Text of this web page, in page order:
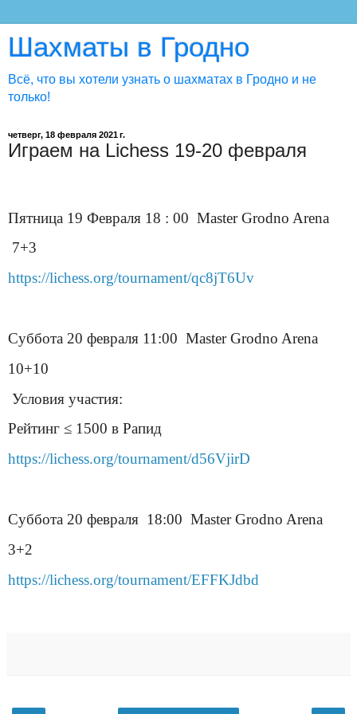
Шахматы в Гродно
Всё, что вы хотели узнать о шахматах в Гродно и не
только!
четверг, 18 февраля 2021 г.
Играем на Lichess 19-20 февраля
Пятница 19 Февраля 18 : 00 Master Grodno Arena
7+3
https://lichess.org/tournament/qc8jT6Uv
Суббота 20 февраля 11:00 Master Grodno Arena
10+10
Условия участия:
Рейтинг ≤ 1500 в Рапид
https://lichess.org/tournament/d56VjirD
Суббота 20 февраля 18:00 Master Grodno Arena
3+2
https://lichess.org/tournament/EFFKJdbd